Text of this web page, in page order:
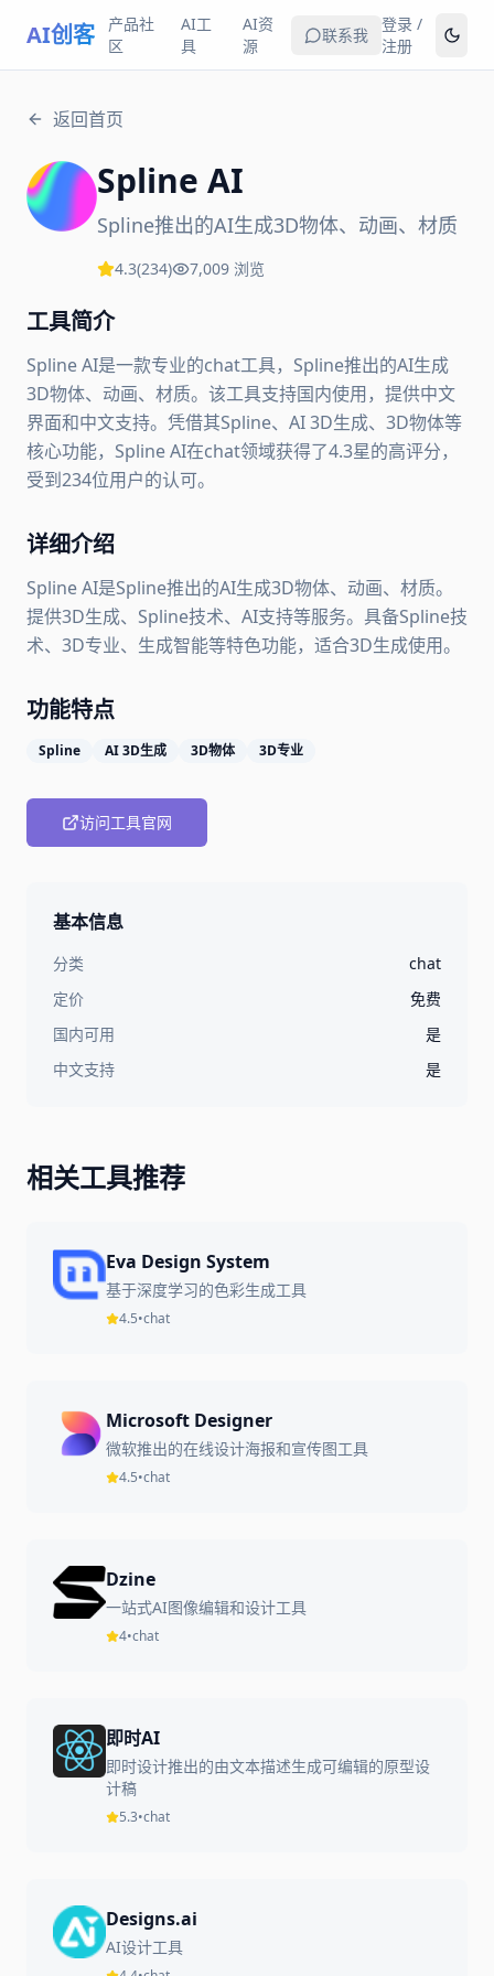
AI创客
产品社
区
AI工
具
AI资
源
联系我
登录 /
注册
返回首页
Spline AI
Spline推出的AI生成3D物体、动画、材质
4.3(234) 7,009 浏览
工具简介
Spline AI是一款专业的chat工具，Spline推出的AI生成
3D物体、动画、材质。该工具支持国内使用，提供中文
界面和中文支持。凭借其Spline、AI 3D生成、3D物体等
核心功能，Spline AI在chat领域获得了4.3星的高评分，
受到234位用户的认可。
详细介绍
Spline AI是Spline推出的AI生成3D物体、动画、材质。
提供3D生成、Spline技术、AI支持等服务。具备Spline技
术、3D专业、生成智能等特色功能，适合3D生成使用。
功能特点
Spline AI 3D生成 3D物体 3D专业
访问工具官网
基本信息
分类
chat
定价
免费
国内可用
是
中文支持
是
相关工具推荐
Eva Design System
基于深度学习的色彩生成工具
4.5•chat
Microsoft Designer
微软推出的在线设计海报和宣传图工具
4.5•chat
Dzine
一站式AI图像编辑和设计工具
4•chat
即时AI
即时设计推出的由文本描述生成可编辑的原型设
计稿
5.3•chat
Designs.ai
AI设计工具